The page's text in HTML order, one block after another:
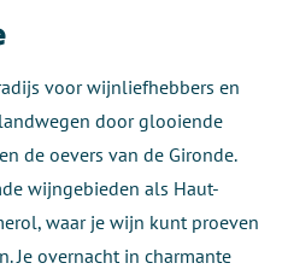
voor wijnliefhebbers en
door glooiende
de oevers van de Gironde.
wijngebieden als Haut-
waar je wijn kunt proeven
Je overnacht in charmante